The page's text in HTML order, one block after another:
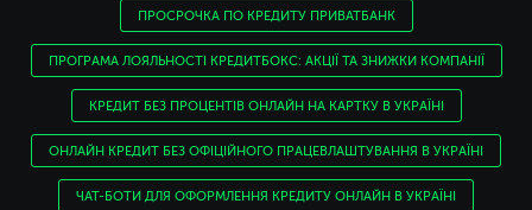
ПРОСРОЧКА ПО КРЕДИТУ ПРИВАТБАНК
ПРОГРАМА ЛОЯЛЬНОСТІ КРЕДИТБОКС: АКЦІЇ ТА ЗНИЖКИ КОМПАНІЇ
КРЕДИТ БЕЗ ПРОЦЕНТІВ ОНЛАЙН НА КАРТКУ В УКРАЇНІ
ОНЛАЙН КРЕДИТ БЕЗ ОФІЦІЙНОГО ПРАЦЕВЛАШТУВАННЯ В УКРАЇНІ
ЧАТ-БОТИ ДЛЯ ОФОРМЛЕННЯ КРЕДИТУ ОНЛАЙН В УКРАЇНІ